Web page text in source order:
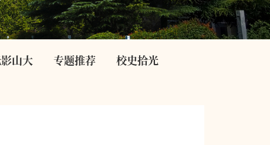
山大 专题推荐 校史拾光